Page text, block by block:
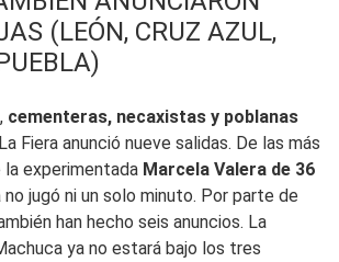
(LEÓN, CRUZ AZUL,
cementeras, necaxistas y poblanas
Fiera anunció nueve salidas. De las más
experimentada Marcela Valera de 36
jugó ni un solo minuto. Por parte de
han hecho seis anuncios. La
ya no estará bajo los tres